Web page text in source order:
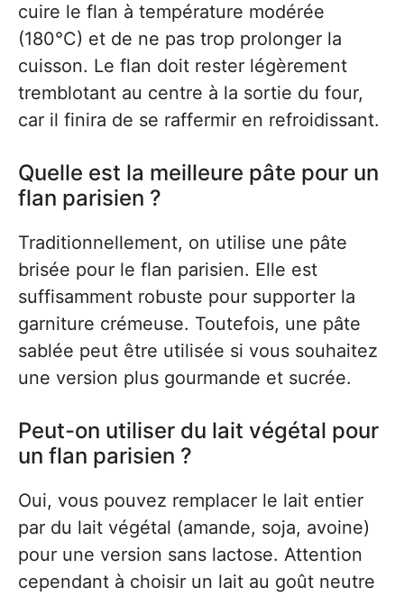
cuire le flan à température modérée
(180°C) et de ne pas trop prolonger la
cuisson. Le flan doit rester légèrement
tremblotant au centre à la sortie du four,
car il finira de se raffermir en refroidissant.
Quelle est la meilleure pâte pour un
flan parisien ?
Traditionnellement, on utilise une pâte
brisée pour le flan parisien. Elle est
suffisamment robuste pour supporter la
garniture crémeuse. Toutefois, une pâte
sablée peut être utilisée si vous souhaitez
une version plus gourmande et sucrée.
Peut-on utiliser du lait végétal pour
un flan parisien ?
Oui, vous pouvez remplacer le lait entier
par du lait végétal (amande, soja, avoine)
pour une version sans lactose. Attention
cependant à choisir un lait au goût neutre